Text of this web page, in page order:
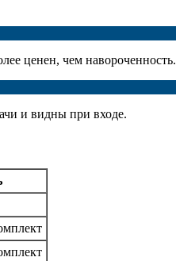
ценен, чем навороченность.
и видны при входе.